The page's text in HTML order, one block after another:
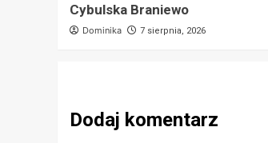
Cybulska Braniewo
Dominika 7 sierpnia, 2026
Dodaj komentarz